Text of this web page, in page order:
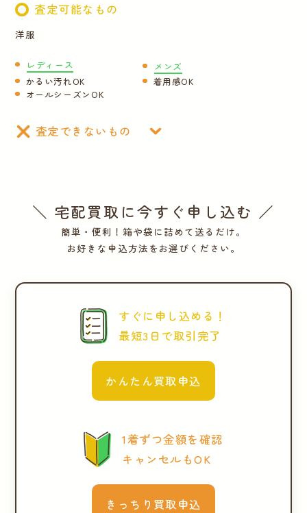
運営会社
査定可能なもの
洋服
レディース
メンズ
かるい汚れOK
着用感OK
オールシーズンOK
査定できないもの
＼ 宅配買取に今すぐ申し込む ／
簡単・便利！箱や袋に詰めて送るだけ。
お好きな申込方法をお選びください。
すぐに申し込める！
最短3日で取引完了
かんたん買取申込
1着ずつ金額を確認
キャンセルもOK
きっちり買取申込